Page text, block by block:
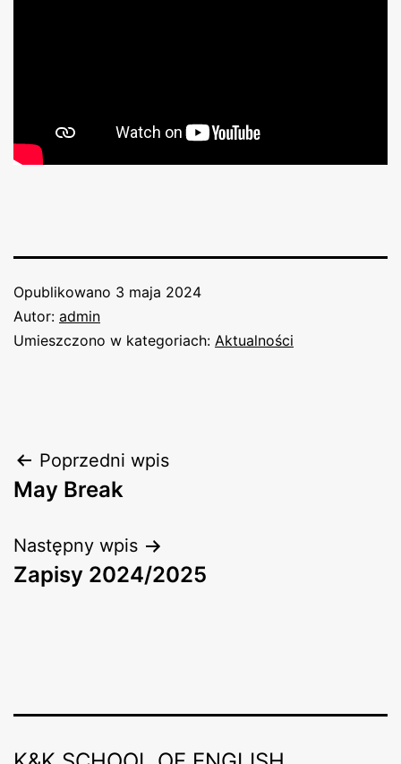
Opublikowano 3 maja 2024
Autor: admin
Umieszczono w kategoriach: Aktualności
Nawigacja
wpisu
Poprzedni wpis
May Break
Następny wpis
Zapisy 2024/2025